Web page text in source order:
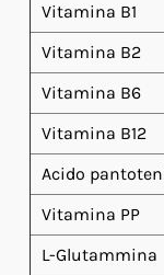
Vitamina B1
Vitamina B2
Vitamina B6
Vitamina B12
Acido
Vitamina PP
L-Glutammina